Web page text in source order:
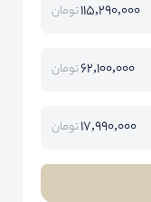
115,290,000تومان
62,100,000تومان
17,990,000تومان